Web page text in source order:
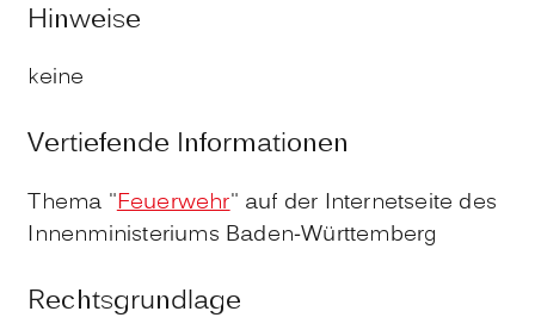
Hinweise
keine
Vertiefende Informationen
Thema "Feuerwehr" auf der Internetseite des
Innenministeriums Baden-Württemberg
Rechtsgrundlage